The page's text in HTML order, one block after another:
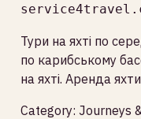
Тури на яхті по
по карибському
на яхті. Аренда
Category: Journeys